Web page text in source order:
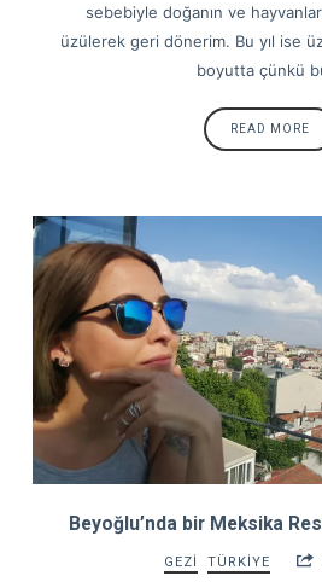
sebebiyle doğanın ve
üzülerek geri dönerim. Bu yıl ise
boyutta çünkü
READ MORE
Beyoğlu’nda bir Meksika
GEZİ TÜRKİYE